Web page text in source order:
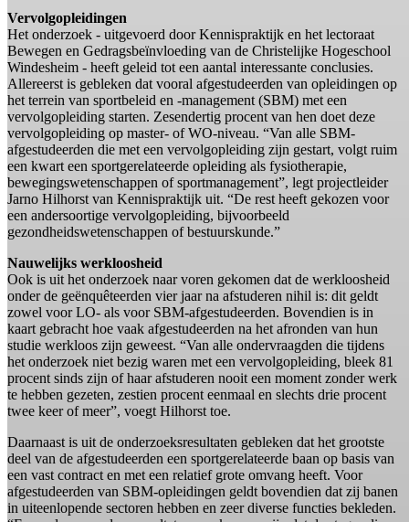
Vervolgopleidingen
Het onderzoek - uitgevoerd door Kennispraktijk en het lectoraat
Bewegen en Gedragsbeïnvloeding van de Christelijke Hogeschool
Windesheim - heeft geleid tot een aantal interessante conclusies.
Allereerst is gebleken dat vooral afgestudeerden van opleidingen op
het terrein van sportbeleid en -management (SBM) met een
vervolgopleiding starten. Zesendertig procent van hen doet deze
vervolgopleiding op master- of WO-niveau. “Van alle SBM-
afgestudeerden die met een vervolgopleiding zijn gestart, volgt ruim
een kwart een sportgerelateerde opleiding als fysiotherapie,
bewegingswetenschappen of sportmanagement”, legt projectleider
Jarno Hilhorst van Kennispraktijk uit. “De rest heeft gekozen voor
een andersoortige vervolgopleiding, bijvoorbeeld
Nauwelijks werkloosheid
Ook is uit het onderzoek naar voren gekomen dat de werkloosheid
onder de geënquêteerden vier jaar na afstuderen nihil is: dit geldt
zowel voor LO- als voor SBM-afgestudeerden. Bovendien is in
kaart gebracht hoe vaak afgestudeerden na het afronden van hun
studie werkloos zijn geweest. “Van alle ondervraagden die tijdens
het onderzoek niet bezig waren met een vervolgopleiding, bleek 81
procent sinds zijn of haar afstuderen nooit een moment zonder werk
te hebben gezeten, zestien procent eenmaal en slechts drie procent
Daarnaast is uit de onderzoeksresultaten gebleken dat het grootste
deel van de afgestudeerden een sportgerelateerde baan op basis van
een vast contract en met een relatief grote omvang heeft. Voor
afgestudeerden van SBM-opleidingen geldt bovendien dat zij banen